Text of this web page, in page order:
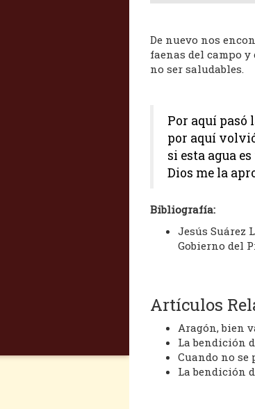
De nuevo nos
faenas del campo
no ser saludables.
Por aquí pasó
por aquí
si esta agua
Dios me la
Bibliografía:
Jesús Suárez
Gobierno del
Artículos
Aragón, bien
La bendición
Cuando no se
La bendición